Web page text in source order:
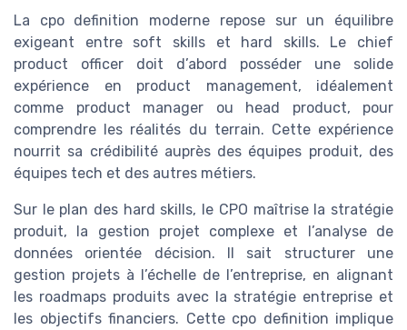
La cpo definition moderne repose sur un équilibre
exigeant entre soft skills et hard skills. Le chief
product officer doit d’abord posséder une solide
expérience en product management, idéalement
comme product manager ou head product, pour
comprendre les réalités du terrain. Cette expérience
nourrit sa crédibilité auprès des équipes produit, des
équipes tech et des autres métiers.
Sur le plan des hard skills, le CPO maîtrise la stratégie
produit, la gestion projet complexe et l’analyse de
données orientée décision. Il sait structurer une
gestion projets à l’échelle de l’entreprise, en alignant
les roadmaps produits avec la stratégie entreprise et
les objectifs financiers. Cette cpo definition implique